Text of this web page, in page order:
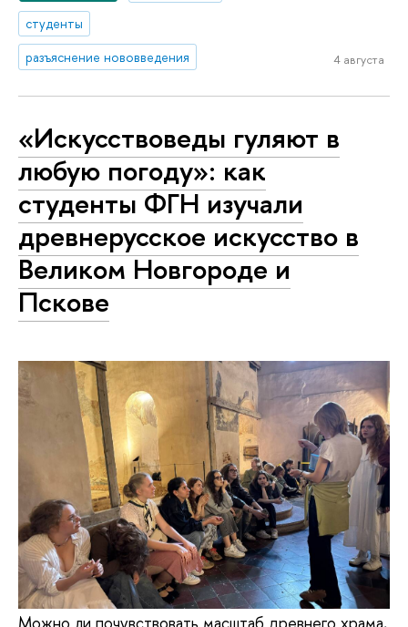
студенты
разъяснение нововведения
4 августа
«Искусствоведы гуляют в
любую погоду»: как
студенты ФГН изучали
древнерусское искусство в
Великом Новгороде и
Пскове